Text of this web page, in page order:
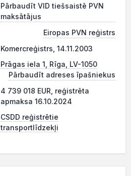
Pārbaudīt VID tiešsaistē PVN
maksātājus
Eiropas PVN reģistrs
Komercreģistrs, 14.11.2003
Prāgas iela 1, Rīga, LV-1050
Pārbaudīt adreses īpašniekus
4 739 018 EUR, reģistrēta
apmaksa 16.10.2024
CSDD reģistrētie
transportlīdzekļi